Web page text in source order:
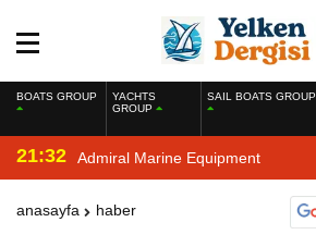
BOATS GROUP
YACHTS
GROUP
SAIL BOATS GROUP
21:32 Admiral Marine Equipment
anasayfa haber